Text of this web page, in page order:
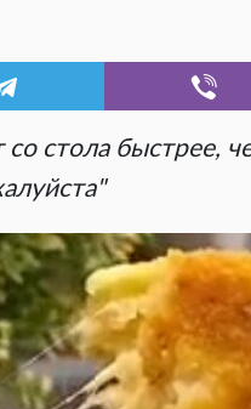
со стола быстрее,